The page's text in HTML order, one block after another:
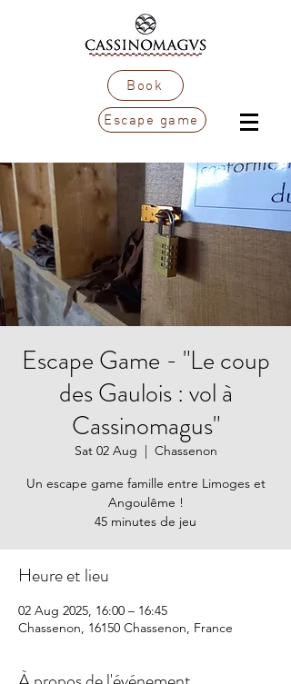
Book
Escape game
Escape Game - "Le coup
des Gaulois : vol à
Cassinomagus"
Sat 02 Aug
  |
Chassenon
Un escape game famille entre Limoges et
Angoulême !
45 minutes de jeu
Heure et lieu
02 Aug 2025, 16:00 – 16:45
Chassenon, 16150 Chassenon, France